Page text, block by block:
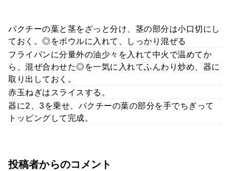
パクチーの葉と茎をざっと分け、茎の部分は小口切にし
ておく。◎をボウルに入れて、しっかり混ぜる
フライパンに分量外の油少々を入れて中火で温めてか
ら、混ぜ合わせた◎を一気に入れてふんわり炒め、器に
取り出しておく。
赤玉ねぎはスライスする。
器に2、3を乗せ、パクチーの葉の部分を手でちぎって
トッピングして完成。
投稿者からのコメント